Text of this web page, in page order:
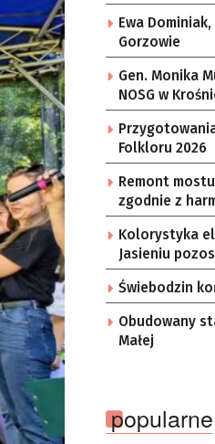
Ewa
Gorzowie
Gen. Monika
NOSG w
Folkloru 2026
Remont
zgodnie z
Kolorystyka
Jasieniu
Świebodzin
Obudowany
Małej
popularne